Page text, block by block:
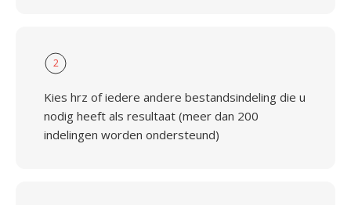
2
Kies hrz of iedere andere bestandsindeling die u
nodig heeft als resultaat (meer dan 200
indelingen worden ondersteund)